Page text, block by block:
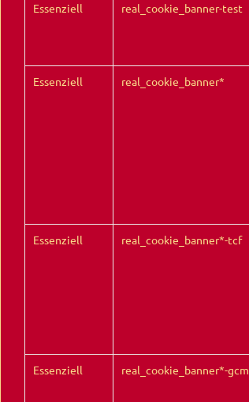
Essenziell real_cookie_banner-test
Essenziell real_cookie_banner*
Essenziell real_cookie_banner*-tcf
Essenziell real_cookie_banner*-gcm